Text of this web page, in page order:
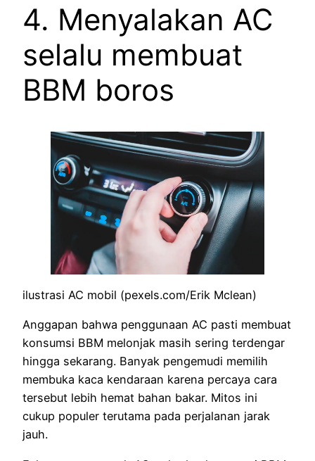
4. Menyalakan AC
selalu membuat
BBM boros
ilustrasi AC mobil (pexels.com/Erik Mclean)
Anggapan bahwa penggunaan AC pasti membuat
konsumsi BBM melonjak masih sering terdengar
hingga sekarang. Banyak pengemudi memilih
membuka kaca kendaraan karena percaya cara
tersebut lebih hemat bahan bakar. Mitos ini
cukup populer terutama pada perjalanan jarak
jauh.